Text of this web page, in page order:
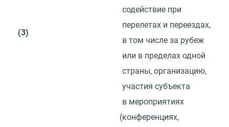
(3)
содействие при
перелетах и переездах,
в том числе за рубеж
или в пределах одной
страны, организацию,
участия субъекта
в мероприятиях
(конференциях,